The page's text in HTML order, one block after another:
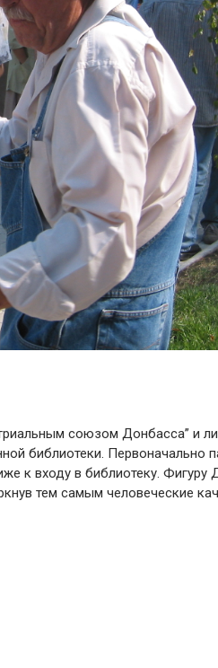
союзом Донбасса” и
библиотеки. Первоначально
к входу в библиотеку.
тем самым человеческие